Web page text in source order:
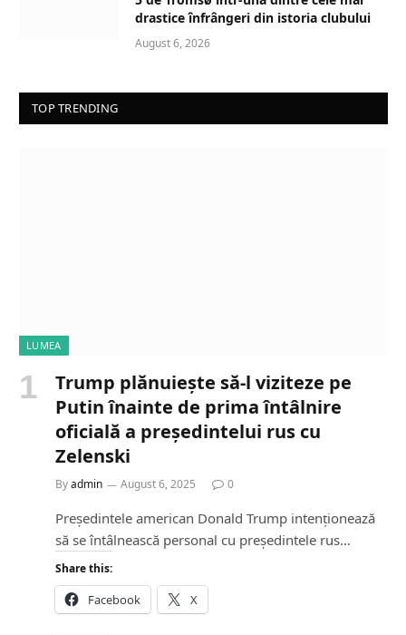
drastice înfrângeri din istoria clubului
August 6, 2026
TOP TRENDING
LUMEA
Trump plănuiește să-l viziteze pe
Putin înainte de prima întâlnire
oficială a președintelui rus cu
Zelenski
Byadmin August 6, 2025 0
Președintele american Donald Trump intenționează
să se întâlnească personal cu președintele rus…
Share this:
Facebook X